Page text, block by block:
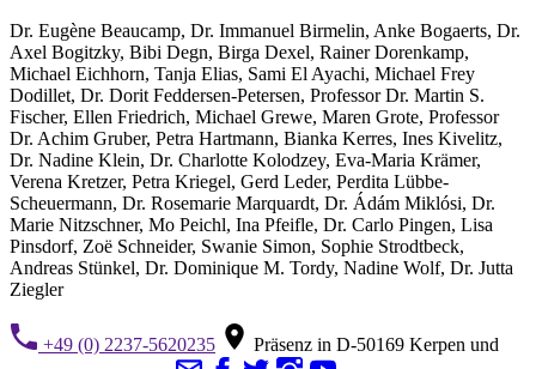
Dr. Eugène Beaucamp, Dr. Immanuel Birmelin, Anke Bogaerts, Dr.
Axel Bogitzky, Bibi Degn, Birga Dexel, Rainer Dorenkamp,
Michael Eichhorn, Tanja Elias, Sami El Ayachi, Michael Frey
Dodillet, Dr. Dorit Feddersen-Petersen, Professor Dr. Martin S.
Fischer, Ellen Friedrich, Michael Grewe, Maren Grote, Professor
Dr. Achim Gruber, Petra Hartmann, Bianka Kerres, Ines Kivelitz,
Dr. Nadine Klein, Dr. Charlotte Kolodzey, Eva-Maria Krämer,
Verena Kretzer, Petra Kriegel, Gerd Leder, Perdita Lübbe-
Scheuermann, Dr. Rosemarie Marquardt, Dr. Ádám Miklósi, Dr.
Marie Nitzschner, Mo Peichl, Ina Pfeifle, Dr. Carlo Pingen, Lisa
Pinsdorf, Zoë Schneider, Swanie Simon, Sophie Strodtbeck,
Andreas Stünkel, Dr. Dominique M. Tordy, Nadine Wolf, Dr. Jutta
Ziegler
+49 (0) 2237-5620235
Präsenz in D-50169 Kerpen und